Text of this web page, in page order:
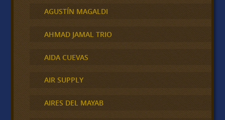
AGUSTÍN MAGALDI
AHMAD JAMAL TRIO
AIDA CUEVAS
AIR SUPPLY
AIRES DEL MAYAB